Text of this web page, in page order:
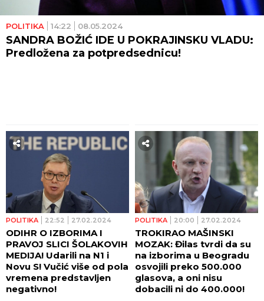
POLITIKA 14:22 08.05.2024
SANDRA BOŽIĆ IDE U POKRAJINSKU VLADU:
Predložena za potpredsednicu!
POLITIKA 22:52 27.02.2024
ODIHR O IZBORIMA I
PRAVOJ SLICI ŠOLAKOVIH
MEDIJA! Udarili na N1 i
Novu S! Vučić više od pola
vremena predstavljen
negativno!
POLITIKA 20:00 27.02.2024
TROKIRAO MAŠINSKI
MOZAK: Đilas tvrdi da su
na izborima u Beogradu
osvojili preko 500.000
glasova, a oni nisu
dobacili ni do 400.000!